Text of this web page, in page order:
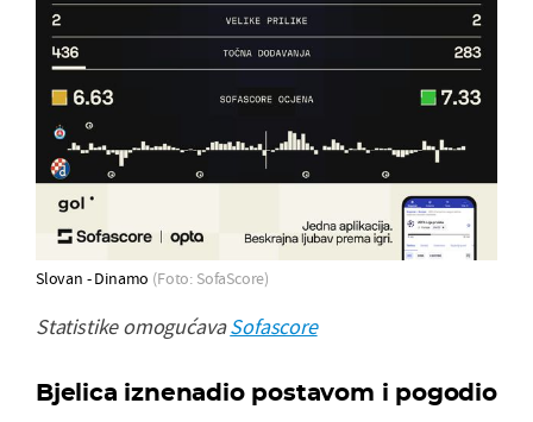
Slovan - Dinamo (Foto: SofaScore)
Statistike omogućavaSofascore
Bjelica iznenadio postavom i pogodio